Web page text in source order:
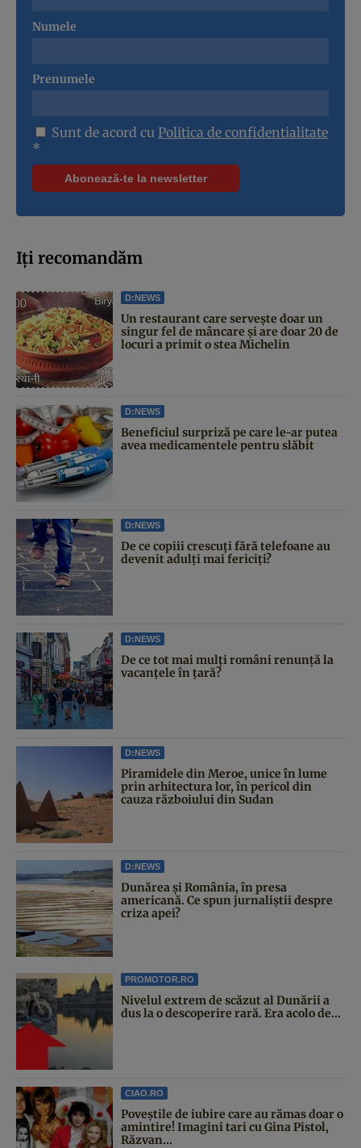
Numele
Prenumele
Sunt de acord cu Politica de confidentialitate
*
Iți recomandăm
D:NEWS
Un restaurant care servește doar un
singur fel de mâncare și are doar 20 de
locuri a primit o stea Michelin
D:NEWS
Beneficiul surpriză pe care le-ar putea
avea medicamentele pentru slăbit
D:NEWS
De ce copiii crescuți fără telefoane au
devenit adulți mai fericiți?
D:NEWS
De ce tot mai mulți români renunță la
vacanțele în țară?
D:NEWS
Piramidele din Meroe, unice în lume
prin arhitectura lor, în pericol din
cauza războiului din Sudan
D:NEWS
Dunărea și România, în presa
americană. Ce spun jurnaliștii despre
criza apei?
PROMOTOR.RO
Nivelul extrem de scăzut al Dunării a
dus la o descoperire rară. Era acolo de...
CIAO.RO
Poveştile de iubire care au rămas doar o
amintire! Imagini tari cu Gina Pistol,
Răzvan...